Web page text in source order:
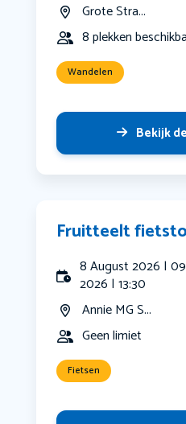
Grote Stra...
8 plekken
Wandelen
Bekijk
Fruitteelt
8 August 2026 |
2026 | 13:30
Annie MG S...
Geen limiet
Fietsen